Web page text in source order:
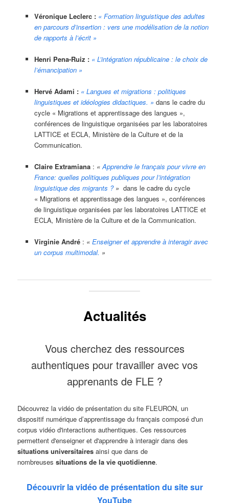
Véronique Leclerc : « Formation linguistique des adultes
en parcours d’insertion : vers une modélisation de la notion
de rapports à l’écrit »
Henri Pena-Ruiz : « L’intégration républicaine : le choix de
l’émancipation »
Hervé Adami : « Langues et migrations : politiques
linguistiques et idéologies didactiques. » dans le cadre du
cycle « Migrations et apprentissage des langues »,
conférences de linguistique organisées par les laboratoires
LATTICE et ECLA, Ministère de la Culture et de la
Communication.
Claire Extramiana : «Apprendre le français pour vivre en
France: quelles politiques publiques pour l’intégration
linguistique des migrants ?» dans le cadre du cycle
« Migrations et apprentissage des langues », conférences
de linguistique organisées par les laboratoires LATTICE et
ECLA, Ministère de la Culture et de la Communication.
Virginie André : « Enseigner et apprendre à interagir avec
un corpus multimodal. »
Actualités
Vous cherchez des ressources
authentiques pour travailler avec vos
apprenants de FLE ?
Découvrez la vidéo de présentation du site FLEURON, un
dispositif numérique d’apprentissage du français composé d'un
corpus vidéo d'interactions authentiques. Ces ressources
permettent d'enseigner et d'apprendre à interagir dans des
situations universitaires ainsi que dans de
nombreusessituations de la vie quotidienne.
Découvrir la vidéo de présentation du site sur
YouTube